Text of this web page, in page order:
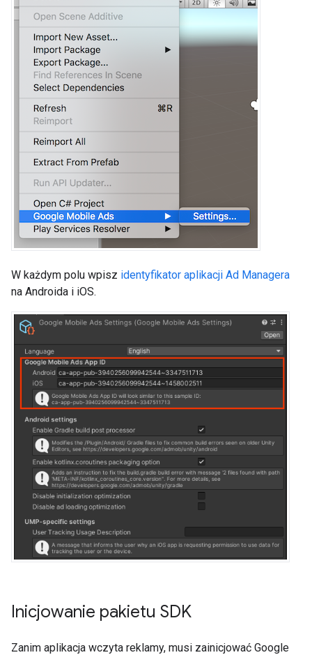
W każdym polu wpisz identyfikator aplikacji Ad Managera
na Androida i iOS.
Inicjowanie pakietu SDK
Zanim aplikacja wczyta reklamy, musi zainicjować Google